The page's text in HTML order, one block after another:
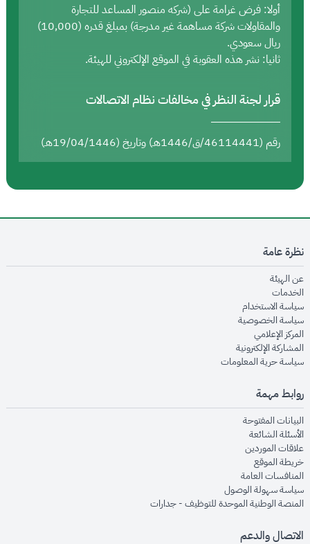
أولا: فرض غرامة على (شركه منصور المساعد للتجارة
والمقاولات شركة مساهمة غير مدرجة) بمبلغ قدره (10,000)
ريال سعودي.
ثانيا: نشر هذه العقوبة في الموقع الإلكتروني للهيئة.
قرار لجنة النظر في مخالفات نظام الاتصالات
رقم (46114441/ق/1446هـ) وتاريخ (19/04/1446هـ)
نظرة عامة
عن الهيئةopens in new window
الخدماتopens in new window
سياسة الاستخدام
سياسة الخصوصيةopens in new window
المركز الإعلاميopens in new window
المشاركة الإلكترونيةopens in new window
سياسة حرية المعلوماتopens in new window
روابط مهمة
البيانات المفتوحةopens in new window
الأسئلة الشائعةopens in new window
علاقات الموردينopens in new window
خريطة الموقعopens in new window
المنافسات العامةopens in new window
سياسة سهولة الوصولopens in new window
المنصة الوطنية الموحدة للتوظيف - جداراتopens in new window
الاتصال والدعم